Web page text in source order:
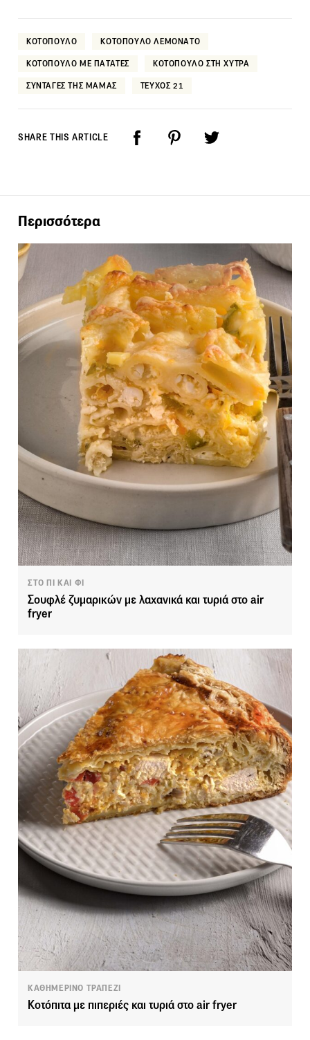
ΚΟΤΟΠΟΥΛΟ ΚΟΤΟΠΟΥΛΟ ΛΕΜΟΝΑΤΟ
ΚΟΤΟΠΟΥΛΟ ΜΕ ΠΑΤΑΤΕΣ ΚΟΤΟΠΟΥΛΟ ΣΤΗ ΧΥΤΡΑ
ΣΥΝΤΑΓΕΣ ΤΗΣ ΜΑΜΑΣ ΤΕΥΧΟΣ 21
SHARE THIS ARTICLE
Περισσότερα
ΣΤΟ ΠΙ ΚΑΙ ΦΙ
Σουφλέ ζυμαρικών με λαχανικά και τυριά στο air
fryer
ΚΑΘΗΜΕΡΙΝΟ ΤΡΑΠΕΖΙ
Κοτόπιτα με πιπεριές και τυριά στο air fryer